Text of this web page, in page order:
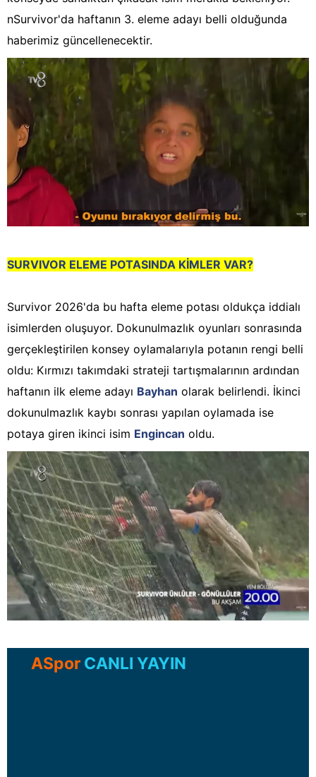
nSurvivor'da haftanın 3. eleme adayı belli olduğunda
haberimiz güncellenecektir.
SURVIVOR ELEME POTASINDA KİMLER VAR?
Survivor 2026'da bu hafta eleme potası oldukça iddialı
isimlerden oluşuyor. Dokunulmazlık oyunları sonrasında
gerçekleştirilen konsey oylamalarıyla potanın rengi belli
oldu: Kırmızı takımdaki strateji tartışmalarının ardından
haftanın ilk eleme adayı Bayhan olarak belirlendi. İkinci
dokunulmazlık kaybı sonrası yapılan oylamada ise
potaya giren ikinci isim Engincan oldu.
ASpor CANLI YAYIN